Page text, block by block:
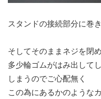
スタンドの接続部分に巻
そしてそのままネジを閉
多少輪ゴムがはみ出して
しまうのでご心配無く
この為にあるかのような